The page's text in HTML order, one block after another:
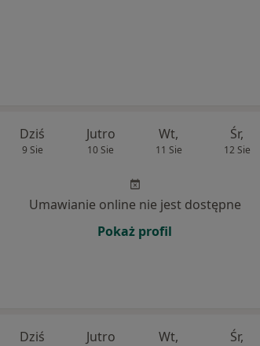
Dziś
9 Sie
Jutro
10 Sie
Wt,
11 Sie
Śr,
12 Sie
Umawianie online nie jest dostępne
Pokaż profil
Dziś Jutro Wt, Śr,